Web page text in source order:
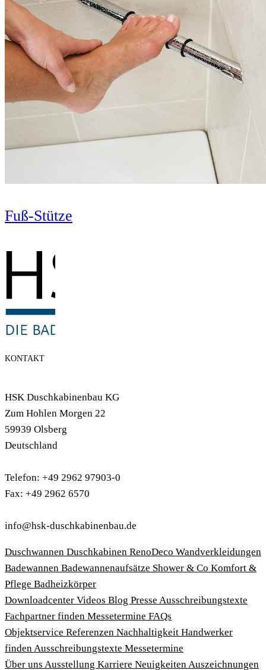
Fuß-Stütze
KONTAKT
HSK Duschkabinenbau KG
Zum Hohlen Morgen 22
59939 Olsberg
Deutschland
Telefon: +49 2962 97903-0
Fax: +49 2962 6570
info@hsk-duschkabinenbau.de
Duschwannen Duschkabinen RenoDeco Wandverkleidungen
Badewannen Badewannenaufsätze Shower & Co Komfort &
Pflege Badheizkörper
Download­center Videos Blog Presse Ausschreibungstexte
Fachpartner finden Messetermine FAQs
Objektservice Referenzen Nachhaltigkeit Handwerker
finden Ausschreibungstexte Messetermine
Über uns Ausstellung Karriere Neuigkeiten Auszeichnungen